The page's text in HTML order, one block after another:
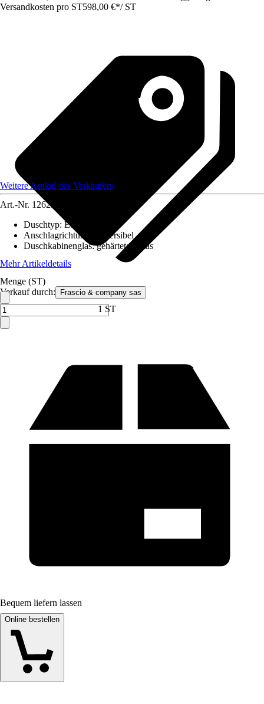
Versandkosten pro ST598,00 €*/ ST
Verkauf durch: Frascio & company sas
Weitere Artikel des Verkäufers
Art.-Nr. 12629096
Duschtyp: Eckeinstieg
Anschlagrichtung
Reversibel
Duschkabinenglas:gehärtetes Glas
Mehr Artikeldetails
Menge (ST)
1 ST
Bequem liefern lassen
Online bestellen